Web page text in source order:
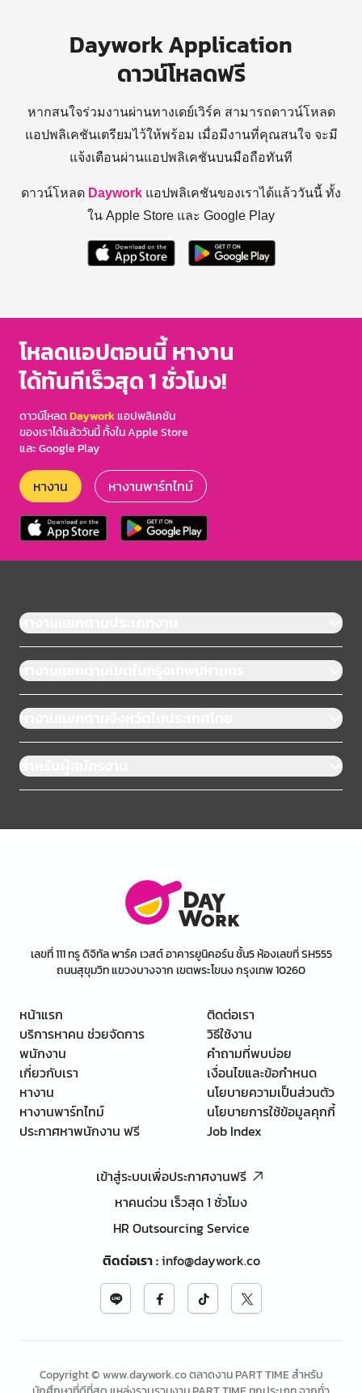
Daywork Application
ดาวน์โหลดฟรี
หากสนใจร่วมงานผ่านทางเดย์เวิร์ค สามารถดาวน์โหลด
แอปพลิเคชันเตรียมไว้ให้พร้อม เมื่อมีงานที่คุณสนใจ จะมี
แจ้งเตือนผ่านแอปพลิเคชันบนมือถือทันที
ดาวน์โหลด Daywork แอปพลิเคชันของเราได้แล้ววันนี้ ทั้ง
ใน Apple Store และ Google Play
โหลดแอปตอนนี้ หางาน
ได้ทันทีเร็วสุด 1 ชั่วโมง!
ดาวน์โหลดDayworkแอปพลิเคชัน
ของเราได้แล้ววันนี้ ทั้งใน Apple Store
และ Google Play
หางาน หางานพาร์ทไทม์
หางานแยกตามประเภทงาน
หางานแยกตามเขตในกรุงเทพมหานคร
หางานแยกตามจังหวัดในประเทศไทย
สำหรับผู้สมัครงาน
เลขที่ 111 ทรู ดิจิทัล พาร์ค เวสต์ อาคารยูนิคอร์น ชั้น5 ห้องเลขที่ SH555
ถนนสุขุมวิท แขวงบางจาก เขตพระโขนง กรุงเทพ 10260
หน้าแรก
บริการหาคน ช่วยจัดการ
พนักงาน
เกี่ยวกับเรา
หางาน
หางานพาร์ทไทม์
ประกาศหาพนักงาน ฟรี
ติดต่อเรา
วิธีใช้งาน
คำถามที่พบบ่อย
เงื่อนไขและข้อกำหนด
นโยบายความเป็นส่วนตัว
นโยบายการใช้ข้อมูลคุกกี้
Job Index
เข้าสู่ระบบเพื่อประกาศงานฟรี
หาคนด่วน เร็วสุด 1 ชั่วโมง
HR Outsourcing Service
ติดต่อเรา:info@daywork.co
Copyright © www.daywork.co ตลาดงาน PART TIME สำหรับ